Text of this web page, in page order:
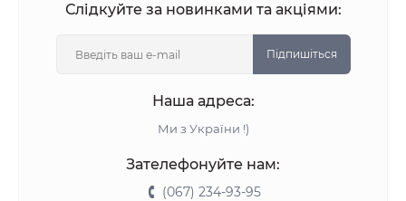
Слідкуйте за новинками та акціями:
Підпишіться
Наша адреса:
Ми з України !)
Зателефонуйте нам:
(067) 234-93-95